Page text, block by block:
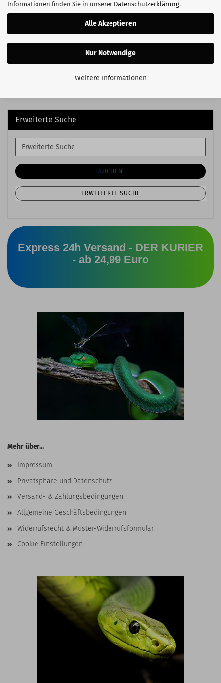
Informationen finden Sie in unserer Datenschutzerklärung.
Alle Akzeptieren
Nur Notwendige
Weitere Informationen
Erweiterte Suche
Erweiterte
Suche
SUCHEN
ERWEITERTE SUCHE
Express 24h Versand - DER KURIER
- ab 24,99 Euro
Mehr über...
Impressum
Privatsphäre und Datenschutz
Versand- & Zahlungsbedingungen
Allgemeine Geschäftsbedingungen
Widerrufsrecht & Muster-Widerrufsformular
Cookie Einstellungen